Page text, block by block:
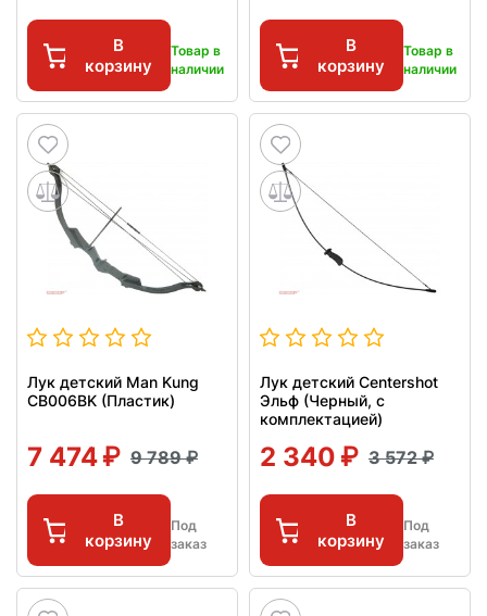
В
корзину
Товар в
наличии
В
корзину
Товар в
наличии
Лук детский Man Kung
CB006BK (Пластик)
7 474 9 789
В
корзину
Под
заказ
Лук детский Centershot
Эльф (Черный, с
комплектацией)
2 340 3 572
В
корзину
Под
заказ